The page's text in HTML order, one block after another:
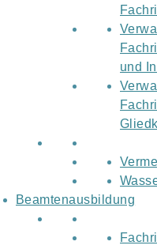
und
Beamtenausbildung